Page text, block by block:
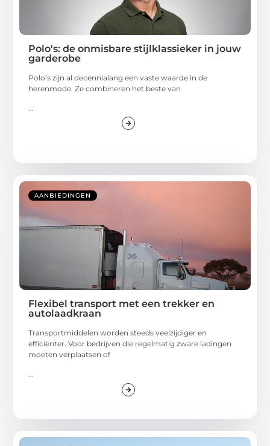
Polo's: de onmisbare stijlklassieker in jouw
garderobe
Polo’s zijn al decennialang een vaste waarde in de
herenmode. Ze combineren het beste van
...
AANBIEDINGEN
Flexibel transport met een trekker en
autolaadkraan
Transportmiddelen worden steeds veelzijdiger en
efficiënter. Voor bedrijven die regelmatig zware ladingen
moeten verplaatsen of